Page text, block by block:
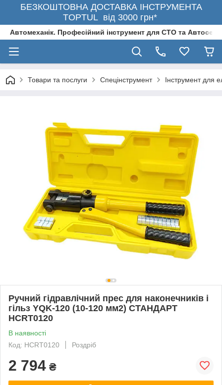
БЕЗКОШТОВНА ДОСТАВКА ІНСТРУМЕНТА
TOPTUL від 3000 грн*
Автомеханік. Професійний інструмент для СТО та
Товари та послуги Спецінструмент Інструмент для
Ручний гідравлічний прес для наконечників і
гільз YQK-120 (10-120 мм2) СТАНДАРТ
HCRT0120
В наявності
Код: HCRT0120
Роздріб
2 794 ₴